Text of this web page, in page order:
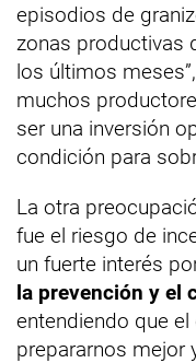
episodios de
zonas productivas
los últimos
muchos
ser una inversión
condición para
La otra
fue el riesgo de
un fuerte interés
la prevención y el
entendiendo que
prepararnos mejor